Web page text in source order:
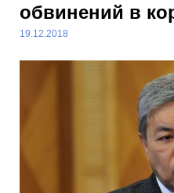
обвинений в
19.12.2018